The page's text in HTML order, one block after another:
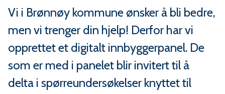
ø
y
k
o
Vi i Brønnøy kommune ønsker å bli bedre,
men vi trenger din hjelp! Derfor har vi
opprettet et digitalt innbyggerpanel. De
som er med i panelet blir invitert til å
delta i spørreundersøkelser knyttet til